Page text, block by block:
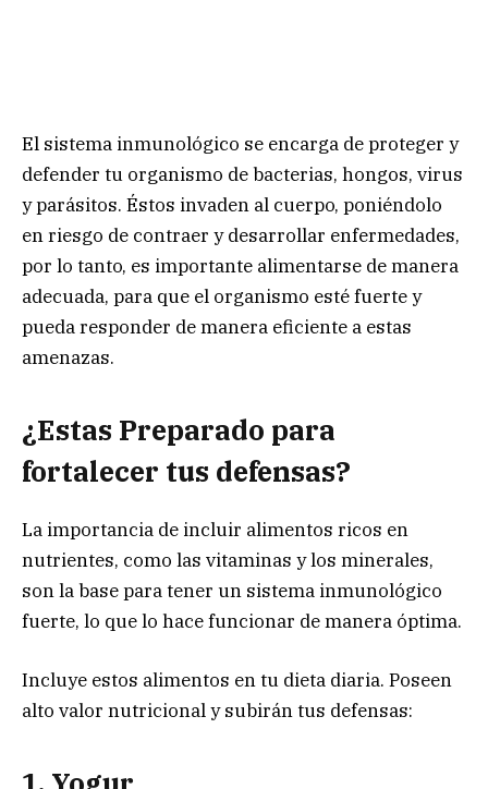
El sistema inmunológico se encarga de proteger y
defender tu organismo de bacterias, hongos, virus
y parásitos. Éstos invaden al cuerpo, poniéndolo
en riesgo de contraer y desarrollar enfermedades,
por lo tanto, es importante alimentarse de manera
adecuada, para que el organismo esté fuerte y
pueda responder de manera eficiente a estas
amenazas.
¿Estas Preparado para
fortalecer tus defensas?
La importancia de incluir alimentos ricos en
nutrientes, como las vitaminas y los minerales,
son la base para tener un sistema inmunológico
fuerte, lo que lo hace funcionar de manera óptima.
Incluye estos alimentos en tu dieta diaria. Poseen
alto valor nutricional y subirán tus defensas: